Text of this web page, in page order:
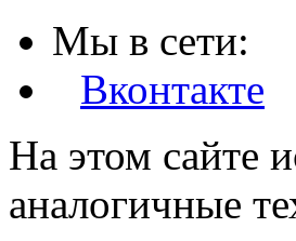
Мы в сети:
Вконтакте
На этом сайте
аналогичные